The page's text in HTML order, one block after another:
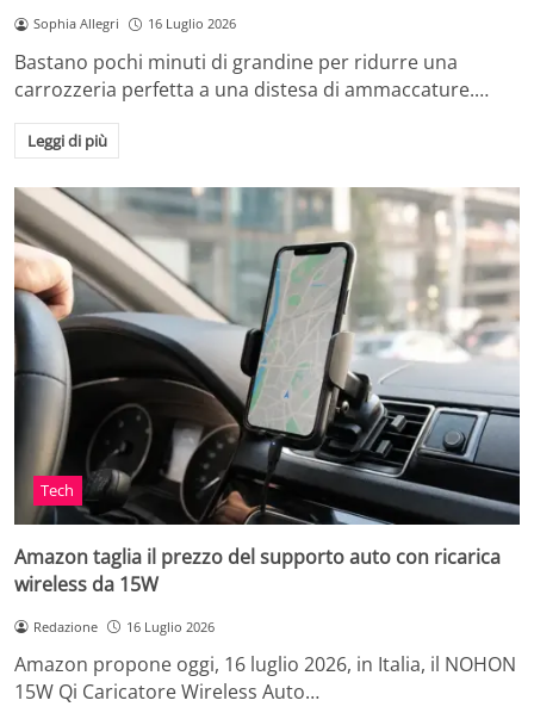
Sophia Allegri 16 Luglio 2026
Bastano pochi minuti di grandine per ridurre una
carrozzeria perfetta a una distesa di ammaccature.…
Leggi di più
Tech
Amazon taglia il prezzo del supporto auto con ricarica
wireless da 15W
Redazione 16 Luglio 2026
Amazon propone oggi, 16 luglio 2026, in Italia, il NOHON
15W Qi Caricatore Wireless Auto…